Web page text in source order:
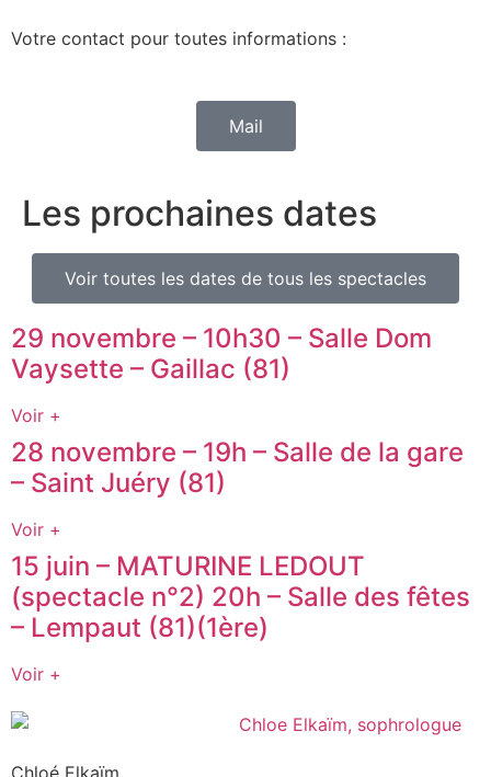
Votre contact pour toutes informations :
Mail
Les prochaines dates
Voir toutes les dates de tous les spectacles
29 novembre – 10h30 – Salle Dom
Vaysette – Gaillac (81)
Voir +
28 novembre – 19h – Salle de la gare
– Saint Juéry (81)
Voir +
15 juin – MATURINE LEDOUT
(spectacle n°2) 20h – Salle des fêtes
– Lempaut (81)(1ère)
Voir +